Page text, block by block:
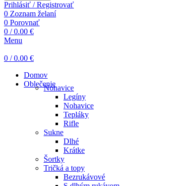
Prihlásiť / Registrovať
0 Zoznam želaní
0 Porovnať
0 / 0.00 €
Menu
0 / 0.00 €
Domov
OblečenieNohavice
Legíny
Nohavice
Tepláky
Rifle
Sukne
Dlhé
Krátke
Šortky
Tričká a topy
Bezrukávové